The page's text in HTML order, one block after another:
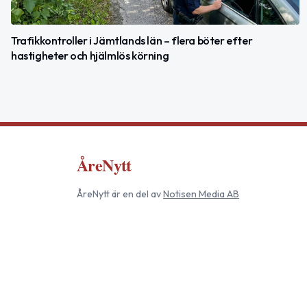
Trafikkontroller i Jämtlands län – flera böter efter
hastigheter och hjälmlös körning
ÅreNytt
ÅreNyttär en del avNotisen Media AB